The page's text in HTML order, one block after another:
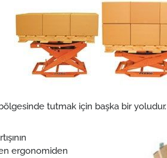
tutmak için başka bir yoludur.
ergonomiden